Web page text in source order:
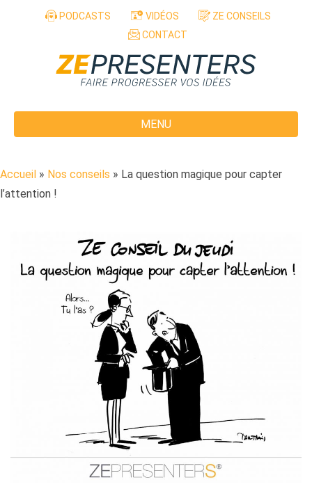
Aller au contenu
PODCASTS VIDÉOS
ZE CONSEILS
CONTACT
MENU
Accueil » Nos conseils » La question magique pour capter
l’attention !